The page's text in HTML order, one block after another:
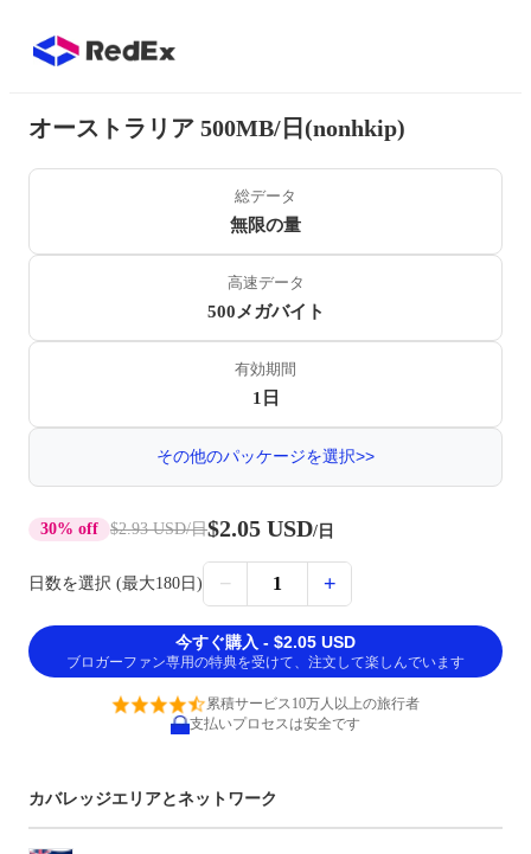
オーストラリア 500MB/日(nonhkip)
総データ
無限の量
高速データ
500メガバイト
有効期間
1日
その他のパッケージを選択>>
30% off $2.93 USD/日$2.05 USD/日
日数を選択 (最大180日) − 1 +
今すぐ購入 - $2.05 USD
ブロガーファン専用の特典を受けて、注文して楽しんでいます
累積サービス10万人以上の旅行者
支払いプロセスは安全です
カバレッジエリアとネットワーク